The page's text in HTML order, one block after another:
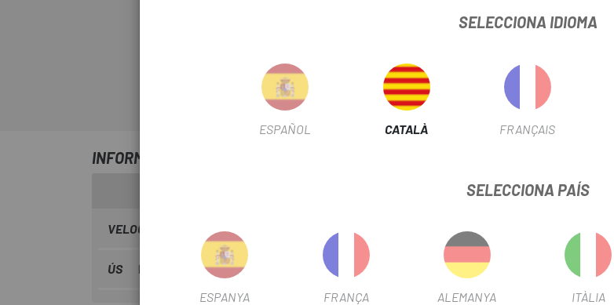
(HG·EV/HG·X/
INFORMACIÓ SOBRE PIN SHIMANO TRONCHACADENES CN34 (1UD)
FITXA DE PRODUCTE
VELOCIDADES 11 vel.
ÚS Btt
SELECCIONA IDIOMA
ESPAÑOL CATALÀ FRANÇAIS
SELECCIONA PAÍS
ESPANYA FRANÇA ALEMANYA ITÀLIA